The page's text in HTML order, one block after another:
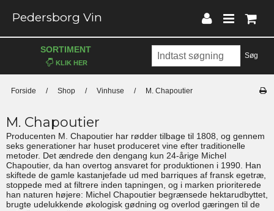
Pedersborg Vin
Søg
SORTIMENT
Forside / Shop / Vinhuse / M. Chapoutier
M. Chapoutier
Producenten M. Chapoutier har rødder tilbage til 1808, og gennem
seks generationer har huset produceret vine efter traditionelle
metoder. Det ændrede den dengang kun 24-årige Michel
Chapoutier, da han overtog ansvaret for produktionen i 1990. Han
skiftede de gamle kastanjefade ud med barriques af fransk egetræ,
stoppede med at filtrere inden tapningen, og i marken prioriterede
han naturen højere: Michel Chapoutier begrænsede hektarudbyttet,
brugte udelukkende økologisk gødning og overlod gæringen til de